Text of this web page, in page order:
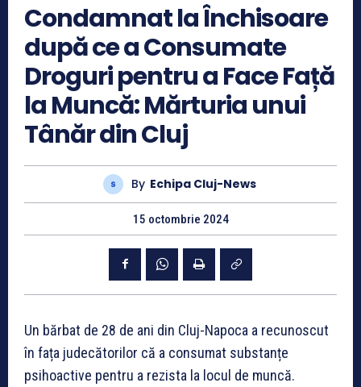
Condamnat la Închisoare
după ce a Consumate
Droguri pentru a Face Față
la Muncă: Mărturia unui
Tânăr din Cluj
By Echipa Cluj-News
15 octombrie 2024
Un bărbat de 28 de ani din Cluj-Napoca a recunoscut
în fața judecătorilor că a consumat substanțe
psihoactive pentru a rezista la locul de muncă.